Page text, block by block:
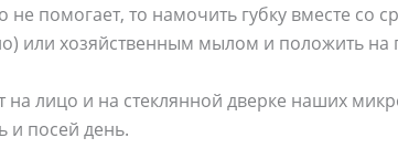
не помогает, то намочить губку вместе
или хозяйственным мылом и положить
на лицо и на стеклянной дверке наших
и посей день.